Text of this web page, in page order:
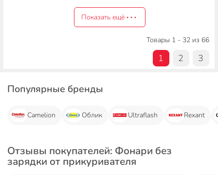
Показать ещё
Товары 1 - 32 из 66
1 2 3
Популярные бренды
Camelion Облик Ultraflash Rexant
Отзывы покупателей: Фонари без
зарядки от прикуривателя